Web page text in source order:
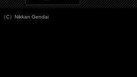
（C）Nikkan Gendai